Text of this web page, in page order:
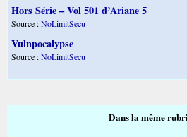
Hors Série – Vol 501 d’Ariane 5
Source :NoLimitSecu
Vulnpocalypse
Source :NoLimitSecu
Dans la même